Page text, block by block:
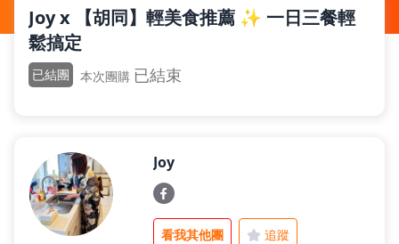
旅行神隊友
露營凹豆咖
父親節好禮
Joy
看我其他團 追蹤
Joy x 【胡同】輕美食推薦 ✨ 一日三餐輕
鬆搞定
已結團 本次團購 已結束